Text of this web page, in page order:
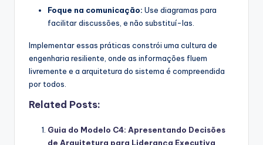
Foque na comunicação: Use diagramas para
facilitar discussões, e não substituí-las.
Implementar essas práticas constrói uma cultura de
engenharia resiliente, onde as informações fluem
livremente e a arquitetura do sistema é compreendida
por todos.
Related Posts:
Guia do Modelo C4: Apresentando Decisões
de Arquitetura para Liderança Executiva